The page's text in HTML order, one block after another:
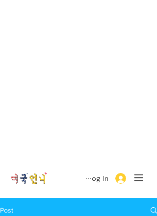
Log In
Post